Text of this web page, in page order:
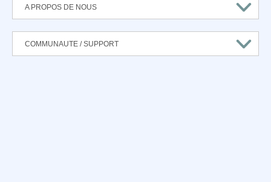
A PROPOS DE NOUS
COMMUNAUTE / SUPPORT